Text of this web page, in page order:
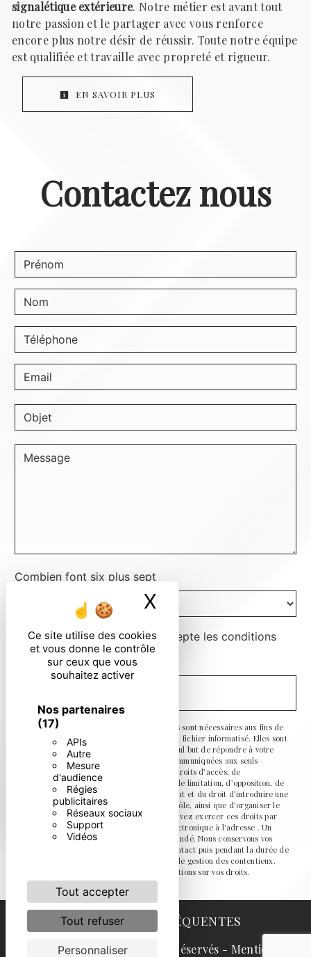
Ce site utilise des cookies
et vous donne le contrôle
sur ceux que vous
souhaitez activer
Nos partenaires
(17)
APIs
Autre
Mesure
d'audience
Régies
publicitaires
Réseaux sociaux
Support
Vidéos
Tout accepter
Tout refuser
Personnaliser
X Masquer le
signalétique extérieure. Notre métier est avant tout
notre passion et le partager avec vous renforce
encore plus notre désir de réussir. Toute notre équipe
est qualifiée et travaille avec propreté et rigueur.
EN SAVOIR PLUS
Contactez nous
Combien font six plus sept
En cochant cette case, j'accepte les conditions
particulières ci-dessous **
** Les données personnelles communiquées sont nécessaires aux fins de
vous contacter et sont enregistrées dans un fichier informatisé. Elles sont
destinées à et ses sous-traitants dans le seul but de répondre à votre
message. Les données collectées seront communiquées aux seuls
destinataires suivants: . Vous disposez de droits d’accès, de
rectification, d’effacement, de portabilité, de limitation, d’opposition, de
retrait de votre consentement à tout moment et du droit d’introduire une
réclamation auprès d’une autorité de contrôle, ainsi que d’organiser le
sort de vos données post-mortem. Vous pouvez exercer ces droits par
voie postale à l'adresse ou par courrier électronique à l'adresse . Un
justificatif d'identité pourra vous être demandé. Nous conservons vos
données pendant la période de prise de contact puis pendant la durée de
prescription légale aux fins probatoires et de gestion des contentieux.
Consultez le site cnil.fr pour plus d’informations sur vos droits.
RECHERCHES FRÉQUENTES
Vistalid- 2026 - Tous droits réservés - Mentions